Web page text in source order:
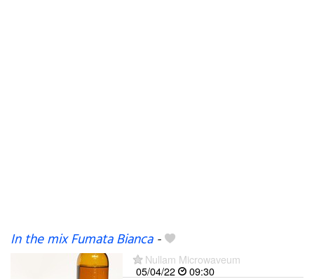
In the mix Fumata Bianca-
Nullam Microwaveum
05/04/22
09:30